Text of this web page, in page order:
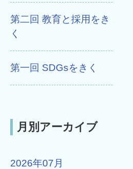
第二回 教育と採用をき
く
第一回 SDGsをきく
月別アーカイブ
2026年07月